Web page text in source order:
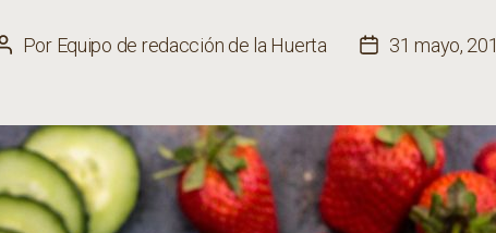
Autor
entrada
Por Equipo de redacción de la Huerta
Fecha
entrada
31 mayo,